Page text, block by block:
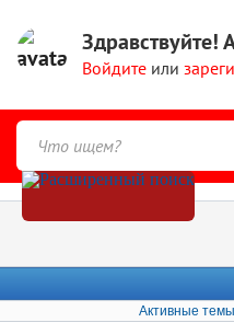
Здравствуйте!
Войдите или
Активные темы